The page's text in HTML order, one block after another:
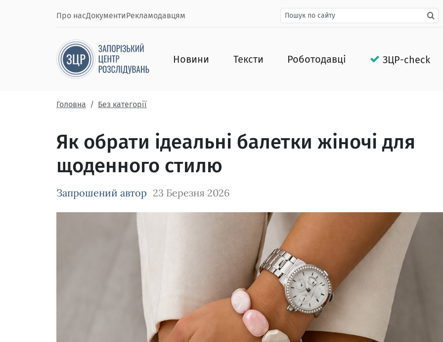
Про насДокументиРекламодавцям
Новини Тексти Роботодавці ЗЦР-check
Головна Без категорії
Як обрати ідеальні балетки жіночі для
щоденного стилю
Запрошений автор 23 Березня 2026